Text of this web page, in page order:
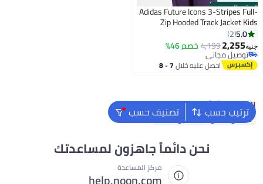
الستور الرسمي
Adidas Future Icons 3-Stripes Full-
Zip Hooded Track Jacket Kids
5.0
2
جنيه2,255
4,199خصم 46%
توصيل مجاني
توصيل مجانياحصل عليه خلال 7 - 8
ترتيب حسب تصنيف حسب البحث الشائع
ملابس اطفال فساتين للبنات
نحن دائماً جاهزون لمساعدتك
مركز المساعدة